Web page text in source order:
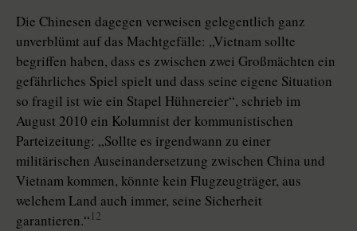
Die Chinesen dagegen verweisen gelegentlich ganz
unverblümt auf das Machtgefälle: „Vietnam sollte
begriffen haben, dass es zwischen zwei Großmächten ein
gefährliches Spiel spielt und dass seine eigene Situation
so fragil ist wie ein Stapel Hühnereier“, schrieb im
August 2010 ein Kolumnist der kommunistischen
Parteizeitung: „Sollte es irgendwann zu einer
militärischen Auseinandersetzung zwischen China und
Vietnam kommen, könnte kein Flugzeugträger, aus
welchem Land auch immer, seine Sicherheit
garantieren.“ 12